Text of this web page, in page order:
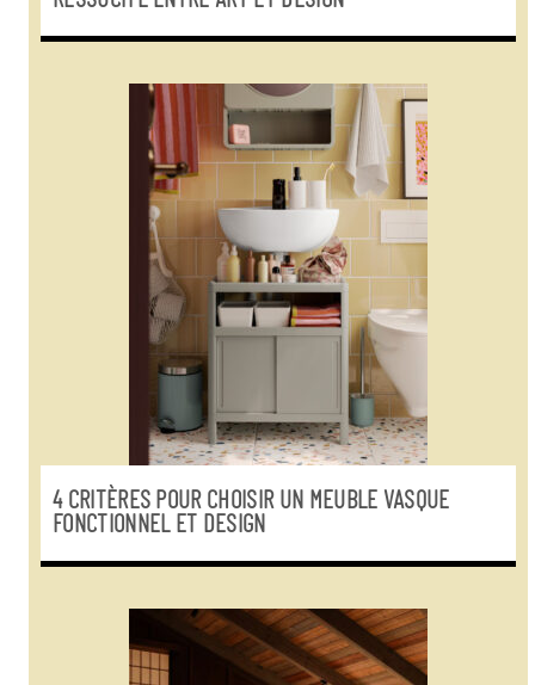
4 CRITÈRES POUR CHOISIR UN MEUBLE VASQUE
FONCTIONNEL ET DESIGN